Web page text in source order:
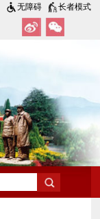
无障碍 长者模式